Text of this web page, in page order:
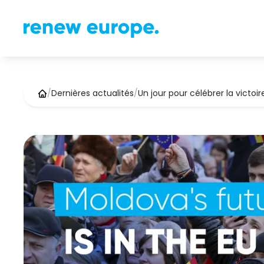
/Dernières actualités/Un jour pour célébrer la